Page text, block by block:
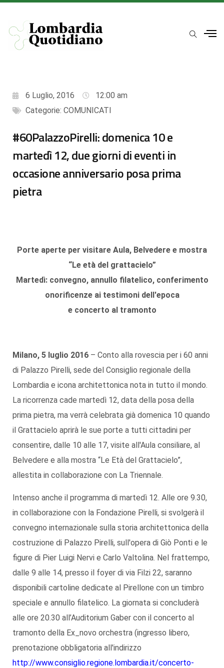
6 Luglio, 2016
12:00 am
Categorie: COMUNICATI
#60PalazzoPirelli: domenica 10 e
martedì 12, due giorni di eventi in
occasione anniversario posa prima
pietra
Porte aperte per visitare Aula, Belvedere e mostra
“Le età del grattacielo”
Martedì: convegno, annullo filatelico, conferimento
onorificenze ai testimoni dell'epoca
e concerto al tramonto
Milano, 5 luglio 2016 – Conto alla rovescia per i 60 anni
di Palazzo Pirelli, sede del Consiglio regionale della
Lombardia e icona architettonica nota in tutto il mondo.
La ricorrenza cade martedì 12, data della posa della
prima pietra, ma verrà celebrata già domenica 10 quando
il Grattacielo aprirà le sue porte a tutti cittadini per
consentire, dalle 10 alle 17, visite all'Aula consiliare, al
Belvedere e alla mostra “Le Età del Grattacielo”,
allestita in collaborazione con La Triennale.
Intenso anche il programma di martedì 12. Alle ore 9.30,
in collaborazione con la Fondazione Pirelli, si svolgerà il
convegno internazionale sulla storia architettonica della
costruzione di Palazzo Pirelli, sull'opera di Giò Ponti e le
figure di Pier Luigi Nervi e Carlo Valtolina. Nel frattempo,
dalle 9 alle 14, presso il foyer di via Filzi 22, saranno
disponibili cartoline dedicate al Pirellone con un timbro
speciale e annullo filatelico. La giornata si concluderà
alle ore 20.30 all’Auditorium Gaber con il concerto al
tramonto della Ex_novo orchestra (ingresso libero,
prenotazione obbligatoria all'indirizzo
http://www.consiglio.regione.lombardia.it/concerto-